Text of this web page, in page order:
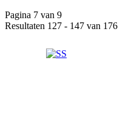
Pagina 7 van 9
Resultaten 127 - 147 van 176